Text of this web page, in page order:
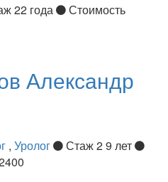
22 года
Стоимость
Александр
, Уролог
Стаж 2 9 лет